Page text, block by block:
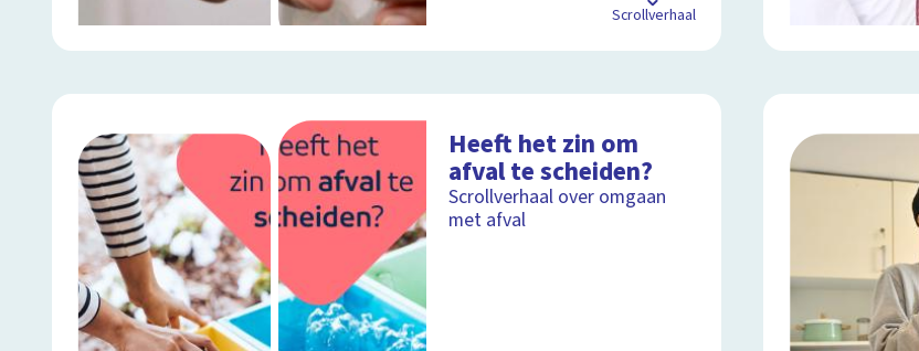
Scrollverhaal
Heeft het zin om
afval te scheiden?
Scrollverhaal over omgaan
met afval